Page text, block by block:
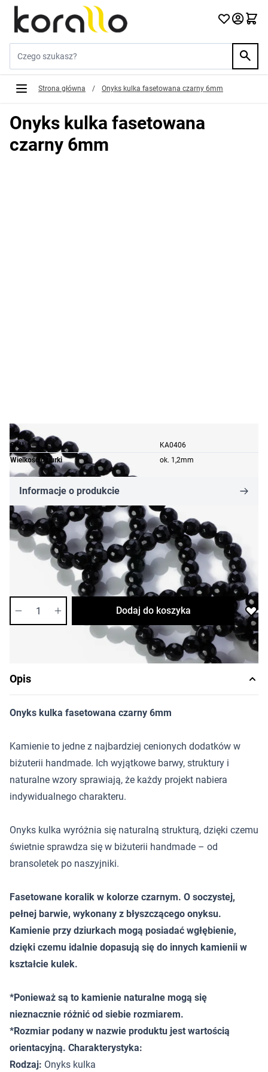
Przejdź do treści
Strona główna / Onyks kulka fasetowana czarny 6mm
Onyks kulka fasetowana
czarny 6mm
SKU
KA0406
Wielkość dziurki
ok. 1,2mm
Informacje o produkcie
17,85 zł
Cena za sznur
Długość sznura: ok. 62 szt.
Dostępność:średnia
Dodaj do koszyka
Opis
Onyks kulka fasetowana czarny 6mm
Kamienie to jedne z najbardziej cenionych dodatków w
biżuterii handmade. Ich wyjątkowe barwy, struktury i
naturalne wzory sprawiają, że każdy projekt nabiera
indywidualnego charakteru.
Onyks kulka wyróżnia się naturalną strukturą, dzięki czemu
świetnie sprawdza się w biżuterii handmade – od
bransoletek po naszyjniki.
Fasetowane koralik w kolorze czarnym. O soczystej,
pełnej barwie, wykonany z błyszczącego onyksu.
Kamienie przy dziurkach mogą posiadać wgłębienie,
dzięki czemu idalnie dopasują się do innych kamienii w
kształcie kulek.
*Ponieważ są to kamienie naturalne mogą się
nieznacznie różnić od siebie rozmiarem.
*Rozmiar podany w nazwie produktu jest wartością
orientacyjną. Charakterystyka:
Rodzaj: Onyks kulka